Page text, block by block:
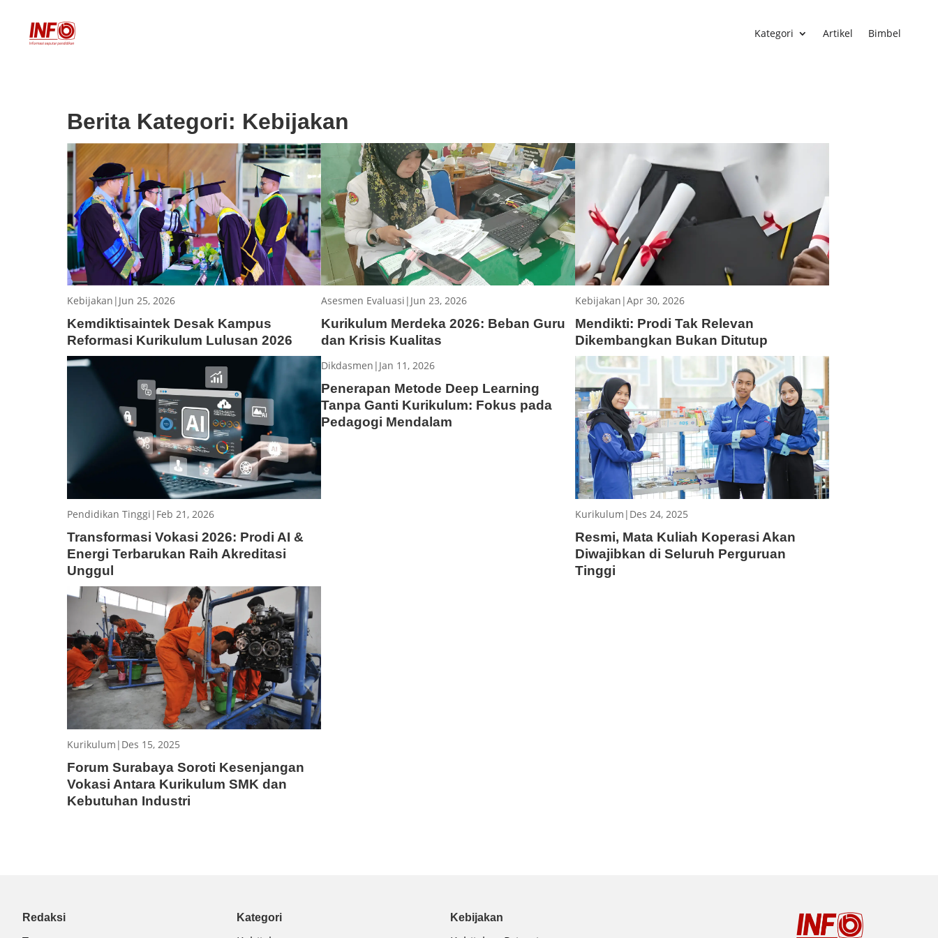
Kategori Artikel Bimbel
Berita Kategori: Kebijakan
Kemdiktisaintek Desak Kampus
Reformasi Kurikulum Lulusan 2026
Jun 25, 2026
|
Kebijakan
Kurikulum Merdeka 2026: Beban Guru
dan Krisis Kualitas
Jun 23, 2026
|
Asesmen Evaluasi
Mendikti: Prodi Tak Relevan
Dikembangkan Bukan Ditutup
Apr 30, 2026
|
Kebijakan
Transformasi Vokasi 2026: Prodi AI &
Energi Terbarukan Raih Akreditasi
Unggul
Feb 21, 2026
|
Pendidikan Tinggi
Penerapan Metode Deep Learning
Tanpa Ganti Kurikulum: Fokus pada
Pedagogi Mendalam
Jan 11, 2026
|
Dikdasmen
Resmi, Mata Kuliah Koperasi Akan
Diwajibkan di Seluruh Perguruan
Tinggi
Des 24, 2025
|
Kurikulum
Forum Surabaya Soroti Kesenjangan
Vokasi Antara Kurikulum SMK dan
Kebutuhan Industri
Des 15, 2025
|
Kurikulum
Redaksi Kategori Kebijakan